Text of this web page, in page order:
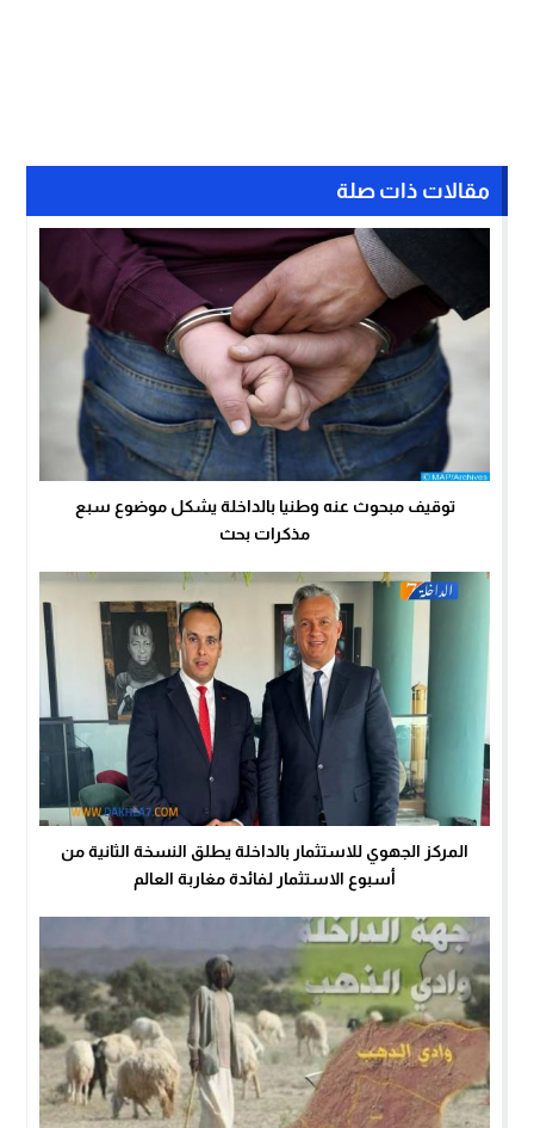
مقالات ذات صلة
توقيف مبحوث عنه وطنيا بالداخلة يشكل موضوع سبع
مذكرات بحث
المركز الجهوي للاستثمار بالداخلة يطلق النسخة الثانية من
أسبوع الاستثمار لفائدة مغاربة العالم